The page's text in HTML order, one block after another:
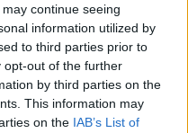
continue seeing
information utilized by
to third parties prior to
opt-out of the further
by third parties on the
This information may
on the IAB’s List of
Με «προίκα» 2
έως 5 δισ. σε